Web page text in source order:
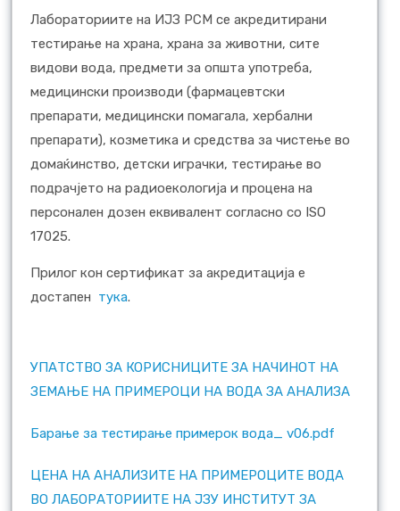
Лабораториите на ИЈЗ РСМ се акредитирани
тестирање на храна, храна за животни, сите
видови вода, предмети за општа употреба,
медицински производи (фармацевтски
препарати, медицински помагала, хербални
препарати), козметика и средства за чистење во
домаќинство, детски играчки, тестирање во
подрачјето на радиоекологија и процена на
персонален дозен еквивалент согласно со ISO
17025.
Прилог кон сертификат за акредитација е
достапен тука.
УПАТСТВО ЗА КОРИСНИЦИТЕ ЗА НАЧИНОТ НА
ЗЕМАЊЕ НА ПРИМЕРОЦИ НА ВОДА ЗА АНАЛИЗА
Барање за тестирање примерок вода_ v06.pdf
ЦЕНА НА АНАЛИЗИТЕ НА ПРИМЕРОЦИТЕ ВОДА
ВО ЛАБОРАТОРИИТЕ НА ЈЗУ ИНСТИТУТ ЗА